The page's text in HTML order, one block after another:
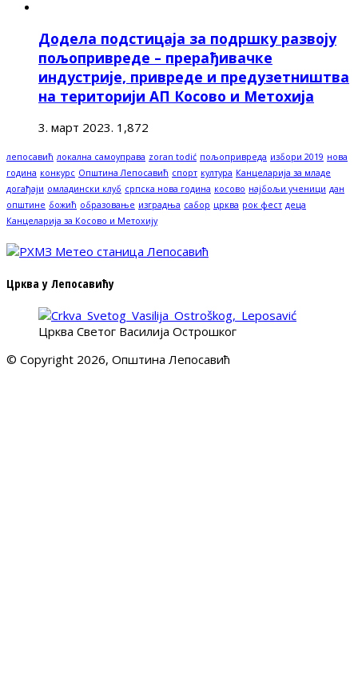
Додела подстицаја за подршку развоју
пољопривреде – прерађивачке
индустрије, привреде и предузетништва
на територији АП Косово и Метохија
3. март 2023. 1,872
лепосавић локална самоуправа zoran todić пољопривреда избори 2019 нова
година конкурс Општина Лепосавић спорт култура Канцеларија за младе
догађаји омладински клуб српска нова година косово најбољи ученици дан
општине божић образовање изградња сабор црква рок фест деца
Канцеларија за Косово и Метохију
Црква у Лепосавићу
Црква Светог Василија Острошког
© Copyright 2026, Општина Лепосавић